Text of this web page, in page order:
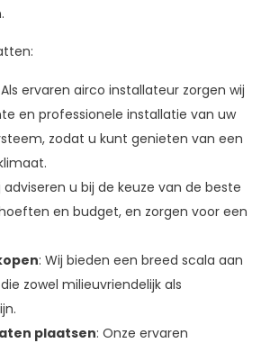
Als ervaren airco installateur zorgen wij
en professionele installatie van uw
zodat u kunt genieten van een
adviseren u bij de keuze van de beste
en budget, en zorgen voor een
: Wij bieden een breed scala aan
zowel milieuvriendelijk als
plaatsen: Onze ervaren